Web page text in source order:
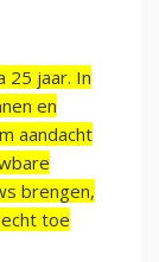
25 jaar. In
en
aandacht
brengen,
toe